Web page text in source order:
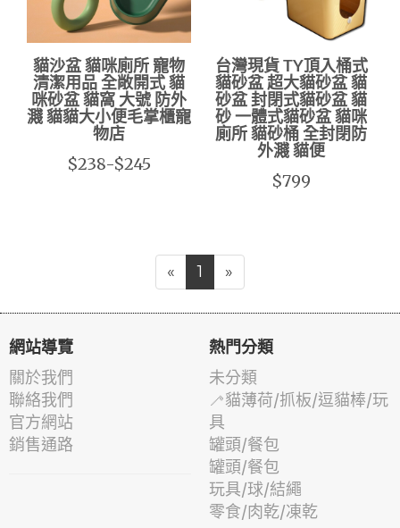
貓沙盆 貓咪廁所 寵物
清潔用品 全敞開式 貓
咪砂盆 貓窩 大號 防外
濺 貓貓大小便毛掌櫃寵
物店
$238-$245
台灣現貨 TY頂入桶式
貓砂盆 超大貓砂盆 貓
砂盆 封閉式貓砂盆 貓
砂 一體式貓砂盆 貓咪
廁所 貓砂桶 全封閉防
外濺 貓便
$799
« 1 »
網站導覽
關於我們
聯絡我們
官方網站
銷售通路
熱門分類
未分類
🦯貓薄荷/抓板/逗貓棒/玩
具
罐頭/餐包
罐頭/餐包
玩具/球/結繩
零食/肉乾/凍乾